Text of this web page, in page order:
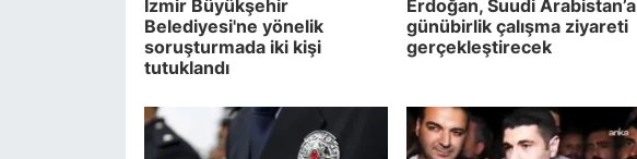
İzmir Büyükşehir
Belediyesi'ne yönelik
soruşturmada iki kişi
tutuklandı
Erdoğan, Suudi Arabistan’a
günübirlik çalışma ziyareti
gerçekleştirecek